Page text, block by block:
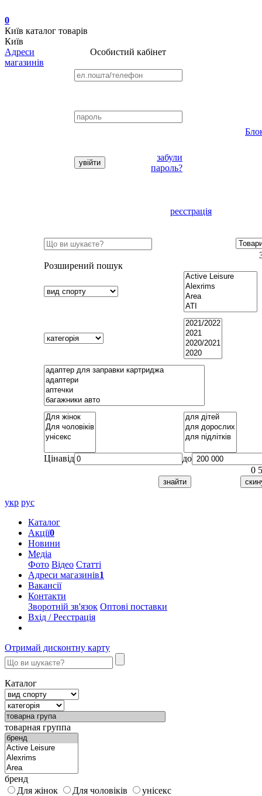
0
Київ каталог товарів
Київ
Адреси
магазинів
Особистий кабінет
забули
пароль?
реєстрація
Розширений пошук
Цінавід
до
0
укр рус
Каталог
Акції0
Новини
Медіа
Фото Відео Статті
Адреси магазинів1
Вакансії
Контакти
Зворотній зв'язок Оптові поставки
Вхід / Реєстрація
Отримай дисконтну карту
Каталог
товарная группа
бренд
Для жінок
Для чоловіків
унісекс